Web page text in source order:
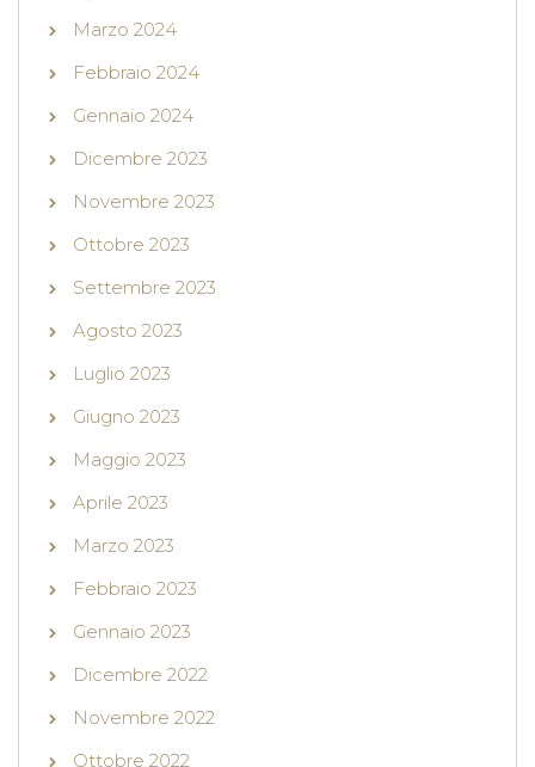
Marzo 2024
Febbraio 2024
Gennaio 2024
Dicembre 2023
Novembre 2023
Ottobre 2023
Settembre 2023
Agosto 2023
Luglio 2023
Giugno 2023
Maggio 2023
Aprile 2023
Marzo 2023
Febbraio 2023
Gennaio 2023
Dicembre 2022
Novembre 2022
Ottobre 2022